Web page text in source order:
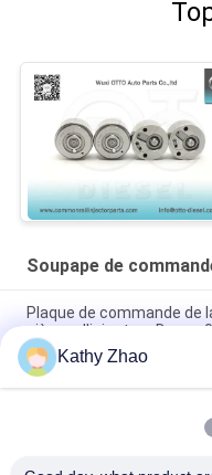
Soupape de
Plaque de commande de
pièces d'injecteur Denso
La valve de commande
551#/4135/4152/4157/
Parties d'injecteurs
Kathy Zhao